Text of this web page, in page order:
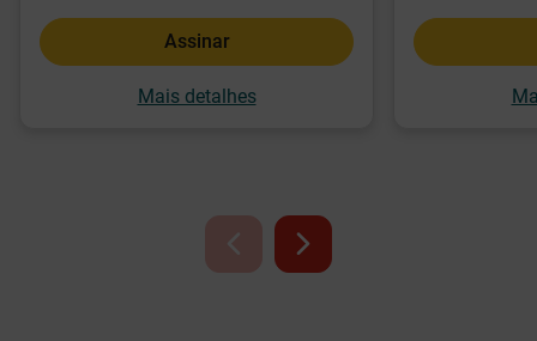
Assinar
Mais detalhes